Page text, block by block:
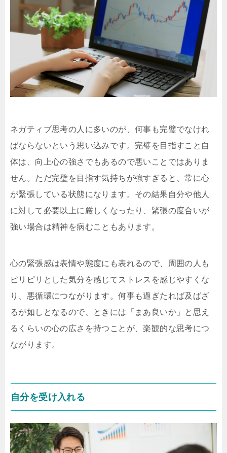
ネガティブ思考の人に多いのが、何事も完璧でなけれ
ばならないという思い込みです。完璧を目指すこと自
体は、向上心の強さでもあるので悪いことではありま
せん。ただ完璧を目指す気持ちが強すぎると、常に心
が緊張している状態になります。その結果自分や他人
に対して必要以上に厳しくなったり、緊張の度合いが
強い場合は精神を病むこともあります。
心の緊張感は表情や態度にも表れるので、周囲の人も
ピリピリとした気分を感じてストレスを感じやすくな
り、悪循環につながります。何事も過ぎたれば及ばざ
るが如しとなるので、ときには「まあ良いか」と思え
るくらいの心の広さを持つことが、楽観的な思考につ
ながります。
自分を受け入れる